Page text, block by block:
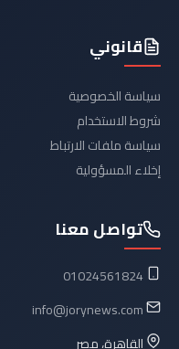
قانوني
سياسة الخصوصية
شروط الاستخدام
سياسة ملفات الارتباط
إخلاء المسؤولية
تواصل معنا
01024561824
info@jorynews.com
القاهرة، مصر